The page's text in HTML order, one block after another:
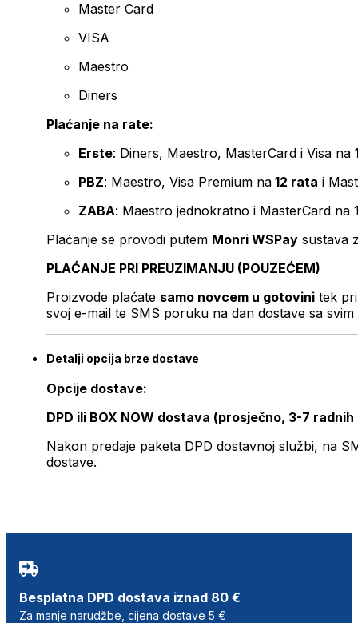
Master Card
VISA
Maestro
Diners
Plaćanje na rate:
Erste: Diners, Maestro, MasterCard i Visa na
PBZ: Maestro, Visa Premium na 12 rata i
ZABA: Maestro jednokratno i MasterCard na
Plaćanje se provodi putem Monri WSPay sustava
PLAĆANJE PRI PREUZIMANJU (POUZEĆEM)
Proizvode plaćate samo novcem u gotovini tek
svoj e-mail te SMS poruku na dan dostave sa svim
Detalji opcija brze dostave
Opcije dostave:
DPD ili BOX NOW dostava (prosječno, 3-7 radnih
Nakon predaje paketa DPD dostavnoj službi, na
dostave.
Besplatna DPD dostava iznad 80 €
Za manje narudžbe, cijena dostave 5 €